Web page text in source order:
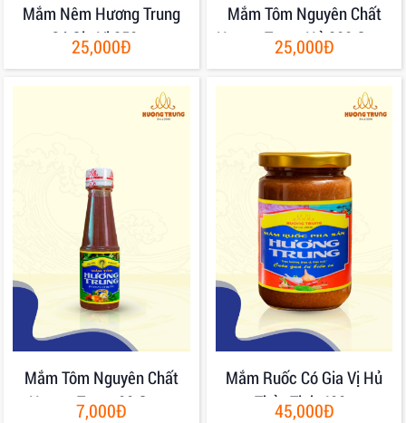
Mắm Nêm Hương Trung
Có Gia Vị 250gr
25,000Đ
Mắm Tôm Nguyên Chất
Hương Trung Hủ 200 Gram
25,000Đ
Mắm Tôm Nguyên Chất
Hương Trung 80 Gram
7,000Đ
Mắm Ruốc Có Gia Vị Hủ
Thủy Tinh 400g
45,000Đ